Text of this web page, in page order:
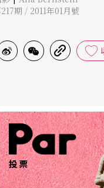
期 / 2011年01月號
投票